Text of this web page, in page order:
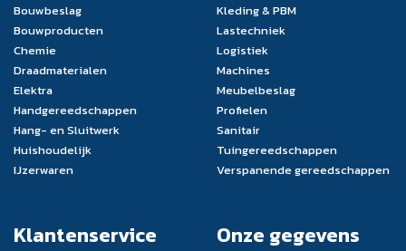
Bouwbeslag
Bouwproducten
Chemie
Draadmaterialen
Elektra
Handgereedschappen
Hang- en Sluitwerk
Huishoudelijk
IJzerwaren
Kleding & PBM
Lastechniek
Logistiek
Machines
Meubelbeslag
Profielen
Sanitair
Tuingereedschappen
Verspanende gereedschappen
Klantenservice Onze gegevens